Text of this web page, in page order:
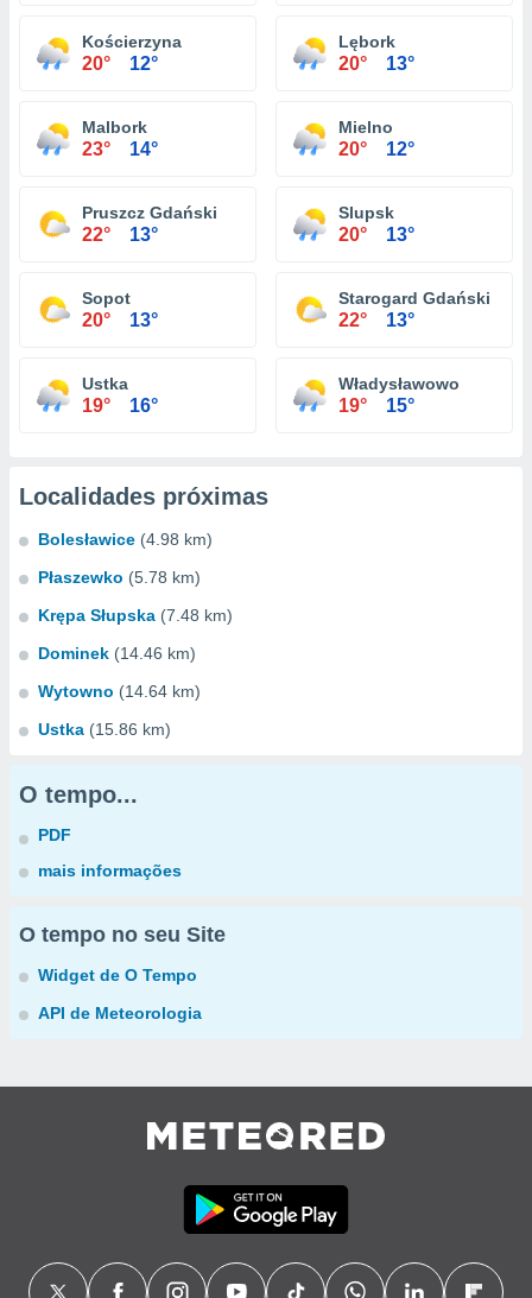
Kościerzyna
20° 12°
Lębork
20° 13°
Malbork
23° 14°
Mielno
20° 12°
Pruszcz Gdański
22° 13°
Slupsk
20° 13°
Sopot
20° 13°
Starogard Gdański
22° 13°
Ustka
19° 16°
Władysławowo
19° 15°
Localidades próximas
Bolesławice (4.98 km)
Płaszewko (5.78 km)
Krępa Słupska (7.48 km)
Dominek (14.46 km)
Wytowno (14.64 km)
Ustka (15.86 km)
O tempo...
PDF
mais informações
O tempo no seu Site
Widget de O Tempo
API de Meteorologia